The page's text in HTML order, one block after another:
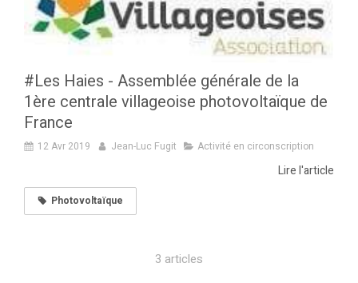
#Les Haies - Assemblée générale de la
1ère centrale villageoise photovoltaïque de
France
12 Avr 2019 Jean-Luc Fugit Activité en circonscription
Lire l'article
Photovoltaïque
3 articles